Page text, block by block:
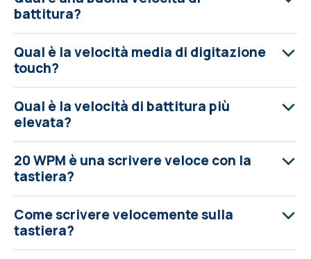
battitura?
Qual è la velocità media di digitazione
touch?
Qual è la velocità di battitura più
elevata?
20 WPM è una scrivere veloce con la
tastiera?
Come scrivere velocemente sulla
tastiera?